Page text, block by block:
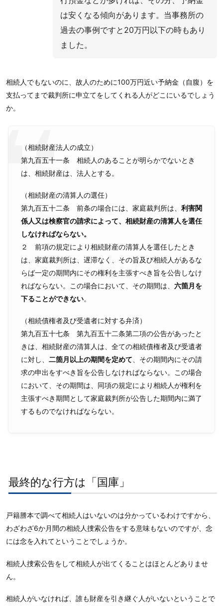
は安くなる傾向があります。当事務所の
過去の事例ですと20万円以下の時もあり
ました。
相続人でもないのに、故人のために100万円近い予納金（自腹）を
支払ってまで裁判所に申立てをしてくれる人がどこにいるでしょう
か。
（相続財産法人の成立）
第九百五十一条 相続人のあることが明らかでないとき
は、相続財産は、法人とする。
（相続財産の清算人の選任）
第九百五十二条 前条の場合には、家庭裁判所は、 利害関
係人又は検察官の請求によって、相続財産の清算人を選任
しなければならない。
２ 前項の規定により相続財産の清算人を選任したとき
は、家庭裁判所は、遅滞なく、その旨及び相続人があるな
らば一定の期間内にその権利を主張すべき旨を公告しなけ
ればならない。この場合において、その期間は、 六箇月を
下ることができない。
（相続債権者及び受遺者に対する弁済）
第九百五十七条 第九百五十二条第二項の公告があったと
きは、相続財産の清算人は、全ての相続債権者及び受遺者
に対し、 二箇月以上の期間を定めて 、その期間内にその請
求の申出をすべき旨を公告しなければならない。この場合
において、その期間は、同項の規定により相続人が権利を
主張すべき期間として家庭裁判所が公告した期間内に満了
するものでなければならない。
最終的な行方は「国庫」
戸籍謄本で調べて相続人はいないのは分かっているわけですから、
わざわざ6か月間の相続人捜索公告をする意味もないのですが、念
には念を入れてということでしょうか。
相続人捜索公告をして相続人が出てくることはほとんどありませ
ん。
相続人がいなければ、誰も財産を引き継ぐ人がいないということで